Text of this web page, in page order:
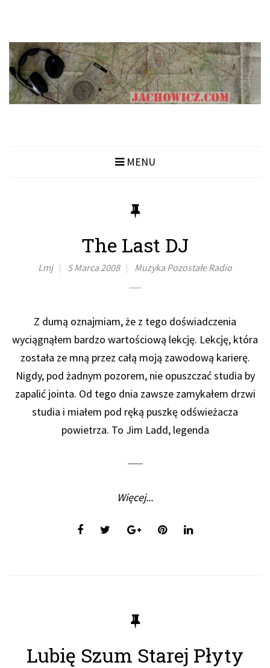
MENU
The Last DJ
Lmj 5 Marca 2008 Muzyka Pozostałe Radio
Z dumą oznajmiam, że z tego doświadczenia
wyciągnąłem bardzo wartościową lekcję. Lekcję, która
została ze mną przez całą moją zawodową karierę.
Nigdy, pod żadnym pozorem, nie opuszczać studia by
zapalić jointa. Od tego dnia zawsze zamykałem drzwi
studia i miałem pod ręką puszkę odświeżacza
powietrza. To Jim Ladd, legenda
Więcej...
Lubię Szum Starej Płyty